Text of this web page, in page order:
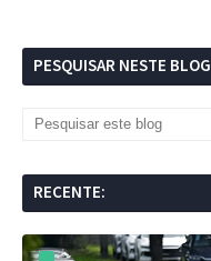
PESQUISAR NESTE BLOG
RECENTE: